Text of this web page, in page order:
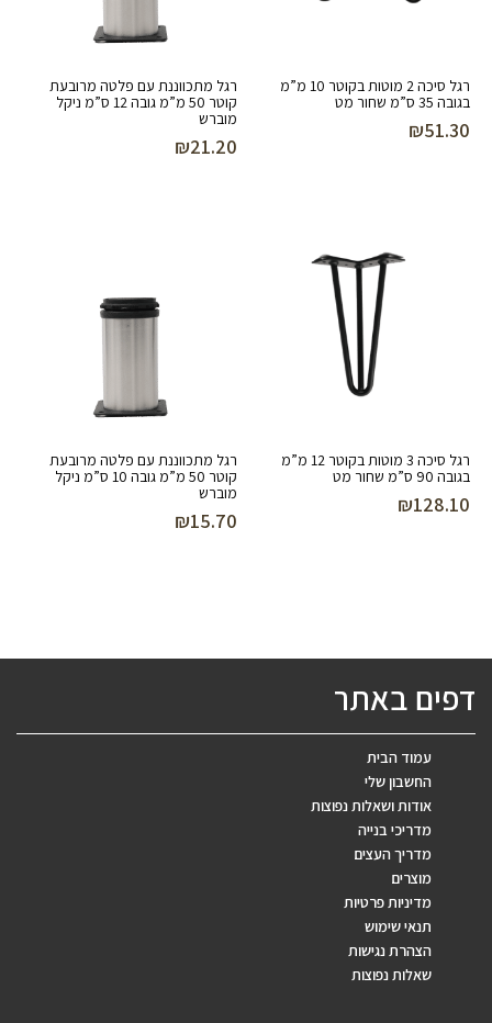
רגל סיכה 2 מוטות בקוטר 10 מ”מ
בגובה 35 ס”מ שחור מט
₪51.30
רגל מתכווננת עם פלטה מרובעת
קוטר 50 מ”מ גובה 12 ס”מ ניקל
מוברש
₪21.20
רגל סיכה 3 מוטות בקוטר 12 מ”מ
בגובה 90 ס”מ שחור מט
₪128.10
רגל מתכווננת עם פלטה מרובעת
קוטר 50 מ”מ גובה 10 ס”מ ניקל
מוברש
₪15.70
דפים באתר
עמוד הבית
החשבון שלי
אודות ושאלות נפוצות
מדריכי בנייה
מדריך העצים
מוצרים
מדיניות פרטיות
תנאי שימוש
הצהרת נגישות
שאלות נפוצות